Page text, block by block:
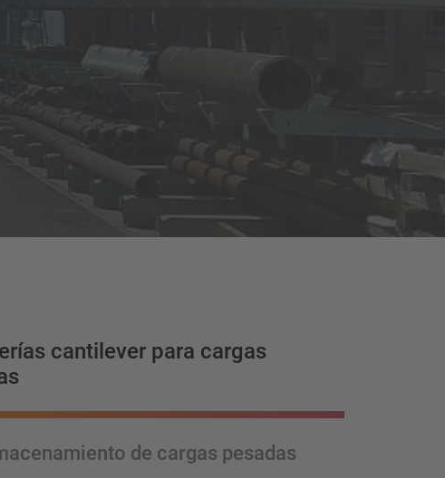
cantilever para cargas
de cargas pesadas